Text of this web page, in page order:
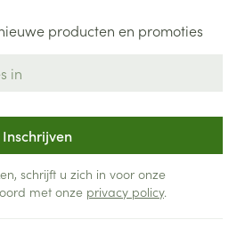
producten en promoties
Inschrijven
schrijft u zich in voor onze
met onze privacy policy.